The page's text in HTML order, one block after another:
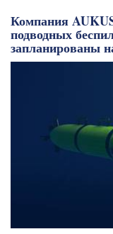
Компания
подводных
запланированы